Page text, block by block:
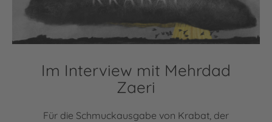
Im Interview mit Mehrdad
Zaeri
Für die Schmuckausgabe von Krabat, der